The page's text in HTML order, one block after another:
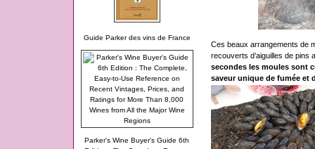
Guide Parker des vins de France
Parker's Wine Buyer's Guide 6th
Ces beaux arrangements de
recouverts d’aiguilles de pins
secondes les moules sont
saveur unique de fumée et